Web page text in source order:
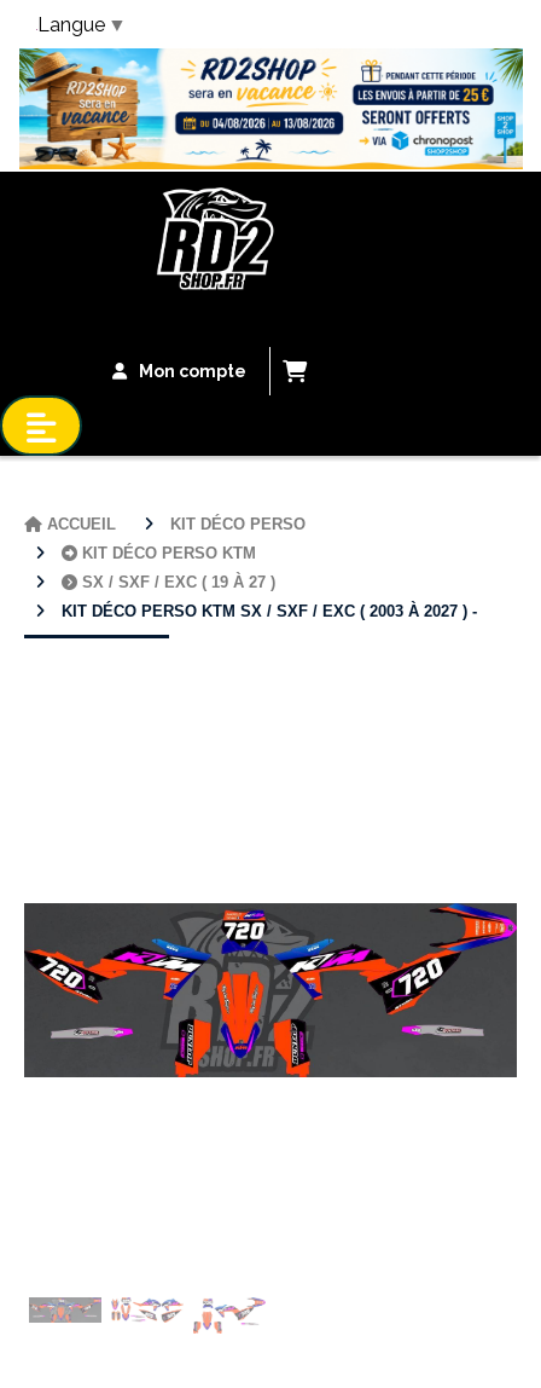
Bandeau Vacances
Mon compte
ACCUEIL
KIT DÉCO PERSO
KIT DÉCO PERSO KTM
SX / SXF / EXC ( 19 À 27 )
KIT DÉCO PERSO KTM SX / SXF / EXC ( 2003 À 2027 ) -
Langue ▼